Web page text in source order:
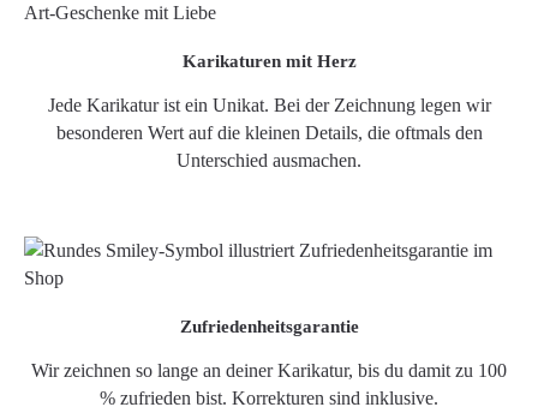
Karikaturen mit Herz
Jede Karikatur ist ein Unikat. Bei der Zeichnung legen wir
besonderen Wert auf die kleinen Details, die oftmals den
Unterschied ausmachen.
Zufriedenheitsgarantie
Wir zeichnen so lange an deiner Karikatur, bis du damit zu 100
% zufrieden bist. Korrekturen sind inklusive.